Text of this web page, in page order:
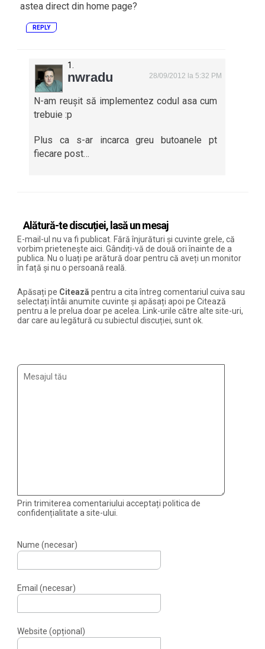
astea direct din home page?
REPLY
nwradu 28/09/2012 la 5:32 PM
N-am reușit să implementez codul asa cum
trebuie :p
Plus ca s-ar incarca greu butoanele pt
fiecare post…
Alătură-te discuției, lasă un mesaj
E-mail-ul nu va fi publicat. Fără înjurături și cuvinte grele, că
vorbim prietenește aici. Gândiți-vă de două ori înainte de a
publica. Nu o luați pe arătură doar pentru că aveți un monitor
în față și nu o persoană reală.
Apăsați pe Citează pentru a cita întreg comentariul cuiva sau
selectați întâi anumite cuvinte și apăsați apoi pe Citează
pentru a le prelua doar pe acelea. Link-urile către alte site-uri,
dar care au legătură cu subiectul discuției, sunt ok.
Prin trimiterea comentariului acceptați politica de
confidențialitate a site-ului.
Nume (necesar)
Email (necesar)
Website (opțional)